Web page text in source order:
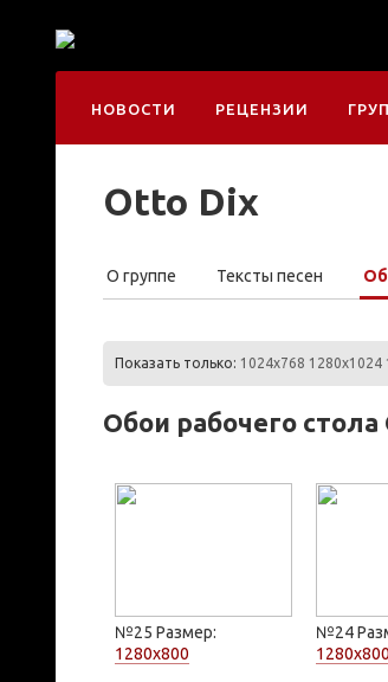
НОВОСТИ РЕЦЕНЗИИ
Otto Dix
О группе Тексты песен
Показать только: 1024x768 1280x1024
Обои рабочего
№25 Размер:
1280x800
№24
1280x800